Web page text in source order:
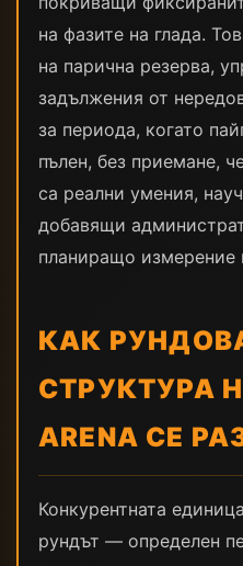
на фазите на глада.
на парична резерва,
задължения от
за периода, когато
пълен, без приемане,
са реални умения,
добавящи
планиращо измерение
КАК
СТРУКТУРА
ARENA СЕ
Конкурентната
рундът — определен